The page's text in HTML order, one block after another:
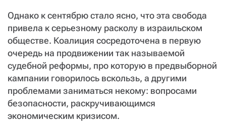
Однако к сентябрю стало ясно, что эта свобода
привела к серьезному расколу в израильском
обществе. Коалиция сосредоточена в первую
очередь на продвижении так называемой
судебной реформы, про которую в предвыборной
кампании говорилось вскользь, а другими
проблемами заниматься некому: вопросами
безопасности, раскручивающимся
экономическим кризисом.